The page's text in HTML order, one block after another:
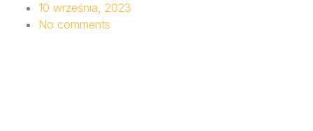
10 września, 2023
No comments